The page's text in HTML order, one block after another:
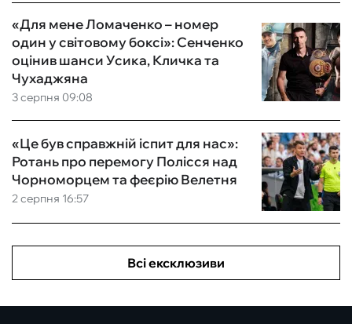
3 серпня 09:08
«Для мене Ломаченко – номер
один у світовому боксі»: Сенченко
оцінив шанси Усика, Кличка та
Чухаджяна
2 серпня 16:57
«Це був справжній іспит для нас»:
Ротань про перемогу Полісся над
Чорноморцем та феєрію Велетня
Всі ексклюзиви